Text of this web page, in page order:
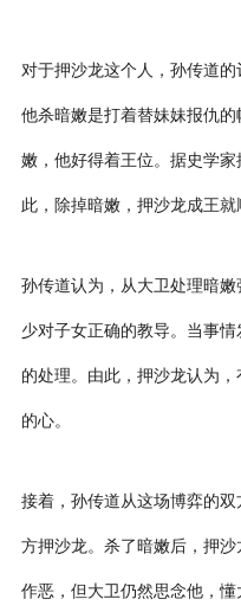
对于押沙龙这个人，孙传道的
他杀暗嫩是打着替妹妹报仇
嫩，他好得着王位。据史学
此，除掉暗嫩，押沙龙成王就
孙传道认为，从大卫处理暗
少对子女正确的教导。当事
的处理。由此，押沙龙认为
的心。
接着，孙传道从这场博弈的
方押沙龙。杀了暗嫩后，押
作恶，但大卫仍然思念他，懂